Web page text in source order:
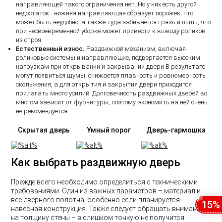
направляющей такого ограничения нет. Но у них есть другой
недостаток - нижняя направляющая образует порожек, что
может быть неудобно, а также туда забивается грязь и пыль, что
при несвоевременной уборке может привести к выводу роликов
из строя.
Естественный износ. Раздвижной механизм, включая
роликовые системы и направляющие, подвергается высоким
нагрузкам при открывании и закрывании двери.В результате
могут появиться шумы, снижается плавность и равномерность
скольжения, а для открытия и закрытия двери приходится
прилагать много усилий. Долговечность раздвижных дверей во
многом зависит от фурнитуры, поэтому экономить на ней очень
не рекомендуется.
Скрытая дверь Умный порог Дверь-гармошка
Как выбрать раздвижную дверь
Прежде всего необходимо определиться с техническими
требованиями. Один из важных параметров – материал и
вес дверного полотна, особенно если планируется
навесная конструкция. Также следует обращать внимание
на толщину стены – в слишком тонкую не получится
15%